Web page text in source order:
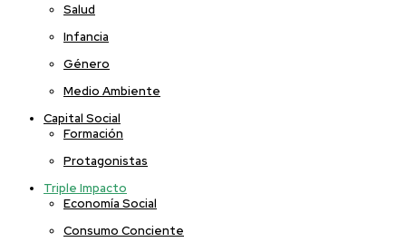
Salud
Infancia
Género
Medio Ambiente
Capital Social
Formación
Protagonistas
Triple Impacto
Economía Social
Consumo Conciente